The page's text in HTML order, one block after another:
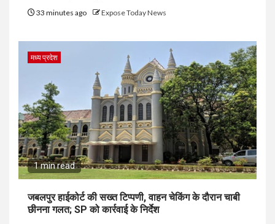
33 minutes ago Expose Today News
मध्य प्रदेश
1 min read
जबलपुर हाईकोर्ट की सख्त टिप्पणी, वाहन चेकिंग के दौरान चाबी
छीनना गलत; SP को कार्रवाई के निर्देश